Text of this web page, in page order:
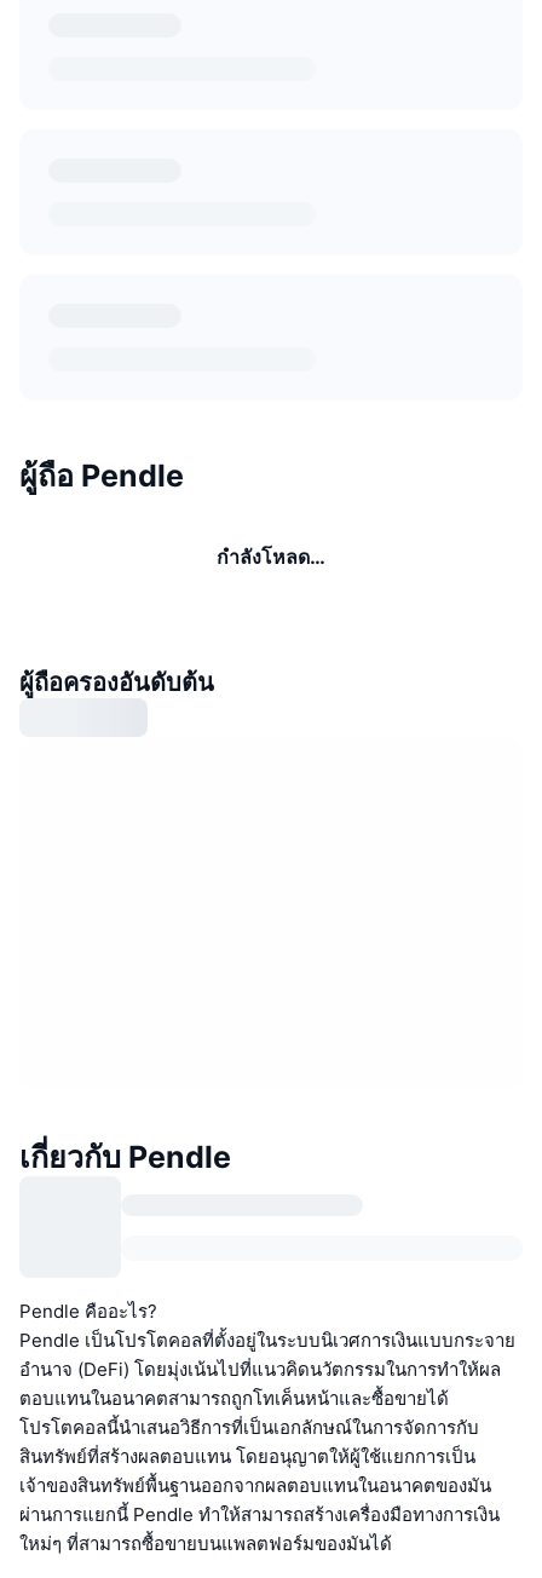
ผู้ถือ Pendle
กำลังโหลด…
ผู้ถือครองอันดับต้น
เกี่ยวกับ Pendle
Pendle คืออะไร?
Pendle เป็นโปรโตคอลที่ตั้งอยู่ในระบบนิเวศการเงินแบบกระจาย
อำนาจ (DeFi) โดยมุ่งเน้นไปที่แนวคิดนวัตกรรมในการทำให้ผล
ตอบแทนในอนาคตสามารถถูกโทเค็นหน้าและซื้อขายได้
โปรโตคอลนี้นำเสนอวิธีการที่เป็นเอกลักษณ์ในการจัดการกับ
สินทรัพย์ที่สร้างผลตอบแทน โดยอนุญาตให้ผู้ใช้แยกการเป็น
เจ้าของสินทรัพย์พื้นฐานออกจากผลตอบแทนในอนาคตของมัน
ผ่านการแยกนี้ Pendle ทำให้สามารถสร้างเครื่องมือทางการเงิน
ใหม่ๆ ที่สามารถซื้อขายบนแพลตฟอร์มของมันได้